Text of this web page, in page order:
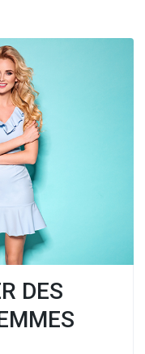
DES